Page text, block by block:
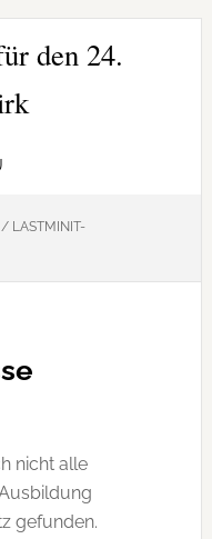
den 24.
/LASTMINIT-
nicht alle
gefunden.